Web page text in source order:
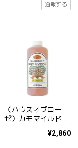
通報する
〈ハウスオブロー
ゼ〉カモマイルド ボ
¥2,860